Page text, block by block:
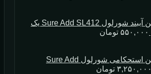
چسب بتن آببند شورلول Sure Add SL412 یک
۵۵۰,۰۰۰ تومان
چسب بتن استحکامی شورلول Sure Add
۳,۲۵۰,۰۰۰ تومان